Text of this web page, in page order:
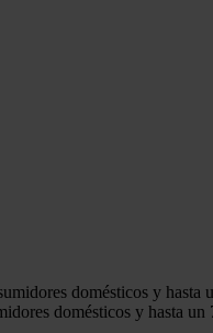
domésticos y hasta